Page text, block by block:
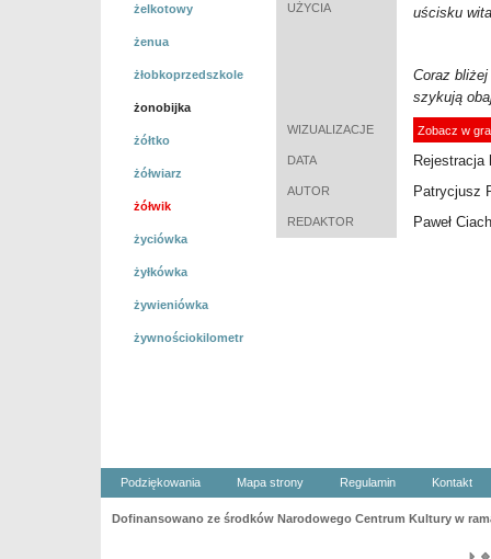
żelkotowy
żenua
żłobkoprzedszkole
żonobijka
żółtko
żółwiarz
żółwik
życiówka
żyłkówka
żywieniówka
żywnościokilometr
UŻYCIA
uścisku
Coraz
szykują
WIZUALIZACJE Zobacz w
DATA Rejestracja
AUTOR Patrycjusz
REDAKTOR Paweł Ciach
Podziękowania Mapa strony Regulamin Kontakt
Dofinansowano ze środków Narodowego Centrum Kultury w